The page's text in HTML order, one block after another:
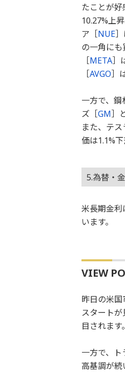
たことが
10.27%上
ア［NUE
の一角に
［META］
［AVGO］
一方で、
ズ［GM］
また、テス
価は1.1%下
5.為替・
米長期金利
います。
VIEW
昨日の米
スタート
目されます。
一方で、
高基調が続